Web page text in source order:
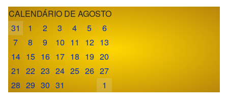
CALENDÁRIO DE AGOSTO
31
1 2 3 4 5
6
7
8 9 10 11 12 13
14 15 16 17 18 19 20
21
22 23 24 25 26 27
28 29 30 31 1